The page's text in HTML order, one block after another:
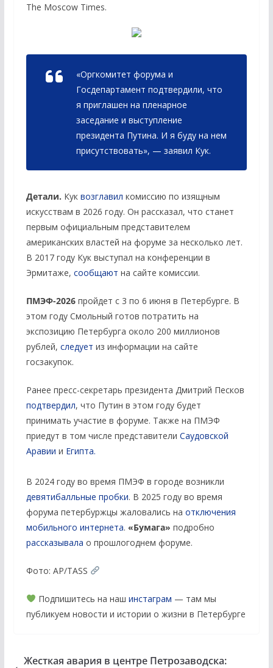
The Moscow Times.
«Оргкомитет форума и
Госдепартамент подтвердили, что
я приглашен на пленарное
заседание и выступление
президента Путина. И я буду на нем
присутствовать», — заявил Кук.
Детали. Кук возглавил комиссию по изящным
искусствам в 2026 году. Он рассказал, что станет
первым официальным представителем
американских властей на форуме за несколько лет.
В 2017 году Кук выступал на конференции в
Эрмитаже, сообщают на сайте комиссии.
ПМЭФ-2026пройдет с 3 по 6 июня в Петербурге. В
этом году Смольный готов потратить на
экспозицию Петербурга около 200 миллионов
рублей, следует из информации на сайте
госзакупок.
Ранее пресс-секретарь президента Дмитрий Песков
подтвердил, что Путин в этом году будет
принимать участие в форуме. Также на ПМЭФ
приедут в том числе представители Саудовской
Аравии и Египта.
В 2024 году во время ПМЭФ в городе возникли
девятибалльные пробки. В 2025 году во время
форума петербуржцы жаловались на отключения
мобильного интернета. «Бумага» подробно
рассказывала о прошлогоднем форуме.
Фото: AP/TASS
Подпишитесь на наш инстаграм — там мы
публикуем новости и истории о жизни в Петербурге
Жесткая авария в центре Петрозаводска: